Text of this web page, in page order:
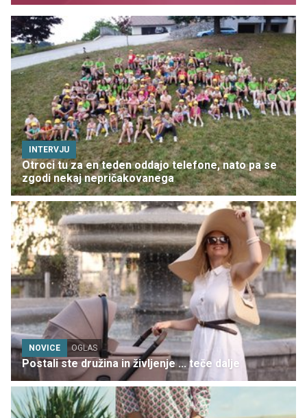
INTERVJU
Otroci tu za en teden oddajo telefone, nato pa se
zgodi nekaj nepričakovanega
NOVICE OGLAS
Postali ste družina in življenje ... teče dalje